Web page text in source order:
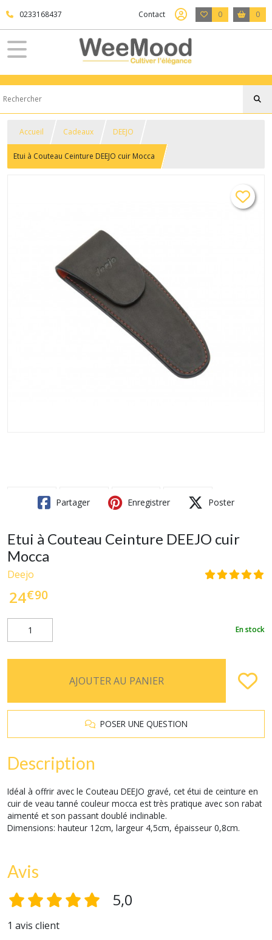
0233168437 Contact 0 0
Accueil Cadeaux DEEJO
Etui à Couteau Ceinture DEEJO cuir Mocca
Partager Enregistrer Poster
Etui à Couteau Ceinture DEEJO cuir
Mocca
Deejo
24€90
En stock
AJOUTER AU PANIER
POSER UNE QUESTION
Description
Idéal à offrir avec le Couteau DEEJO gravé, cet étui de ceinture en
cuir de veau tanné couleur mocca est très pratique avec son rabat
aimenté et son passant doublé inclinable.
Dimensions: hauteur 12cm, largeur 4,5cm, épaisseur 0,8cm.
Avis
5,0
1 avis client